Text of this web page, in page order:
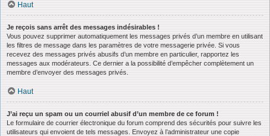
Haut
Je reçois sans arrêt des messages indésirables !
Vous pouvez supprimer automatiquement les messages privés d’un membre en utilisant
les filtres de message dans les paramètres de votre messagerie privée. Si vous
recevez des messages privés abusifs d’un membre en particulier, rapportez les
messages aux modérateurs. Ce dernier a la possibilité d’empêcher complètement un
membre d’envoyer des messages privés.
Haut
J’ai reçu un spam ou un courriel abusif d’un membre de ce forum !
Le formulaire de courrier électronique du forum comprend des sécurités pour suivre les
utilisateurs qui envoient de tels messages. Envoyez à l’administrateur une copie